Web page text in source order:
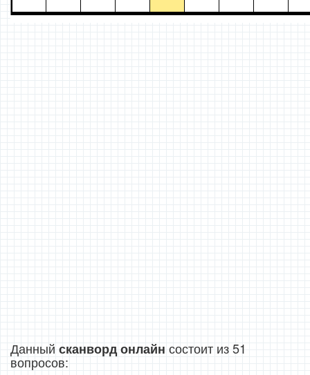
Данный сканворд онлайн состоит из 51
вопросов: